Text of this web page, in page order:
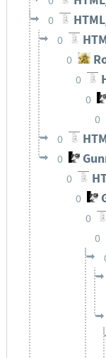
0
0
0
0
0
0
0
0
0
0
0
0